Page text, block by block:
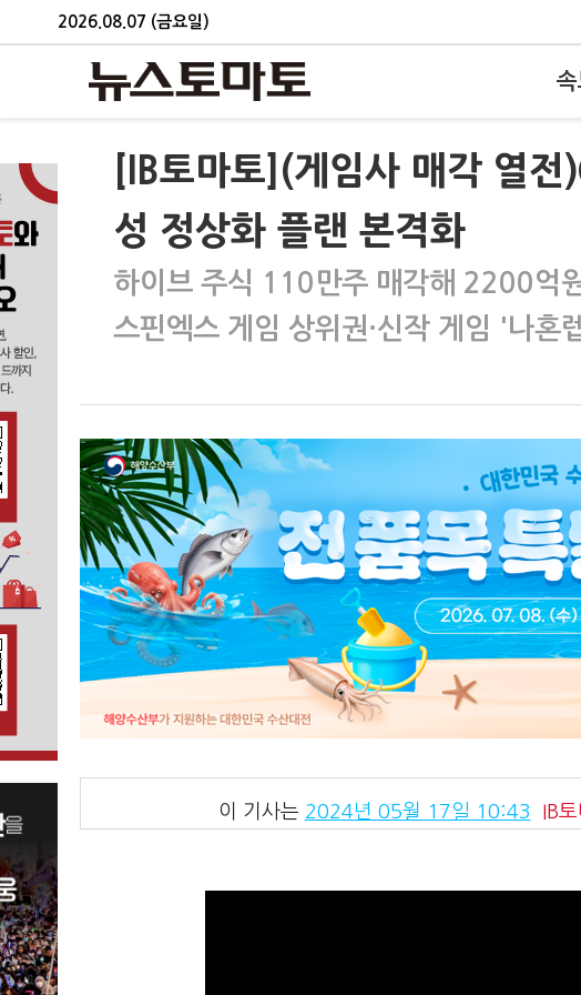
2026.08.07 (금요일)
[IB토마토](게임사 매각 열
성 정상화 플랜 본격화
하이브 주식 110만주 매각해 2200억
스핀엑스 게임 상위권·신작 게임 '나혼
이 기사는 2024년 05월 17일 10:43 IB